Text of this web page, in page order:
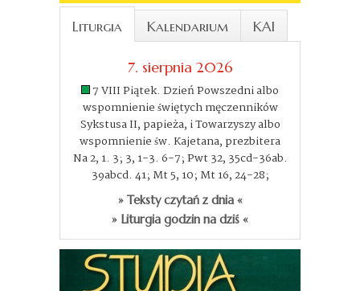
Liturgia Kalendarium KAI
7. sierpnia 2026
7 VIII Piątek. Dzień Powszedni albo
wspomnienie świętych męczenników
Sykstusa II, papieża, i Towarzyszy albo
wspomnienie św. Kajetana, prezbitera
Na 2, 1. 3; 3, 1-3. 6-7; Pwt 32, 35cd-36ab.
39abcd. 41; Mt 5, 10; Mt 16, 24-28;
» Teksty czytań z dnia «
» Liturgia godzin na dziś «